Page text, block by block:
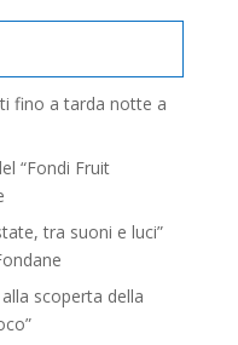
fino a tarda notte a
“Fondi Fruit
tra suoni e luci”
scoperta della